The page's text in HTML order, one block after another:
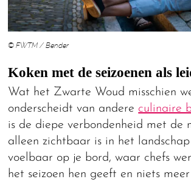
© FWTM / Bender
Koken met de seizoenen als
Wat het Zwarte Woud misschien
onderscheidt van andere culinaire
is de diepe verbondenheid met de
alleen zichtbaar is in het
voelbaar op je bord, waar chefs
het seizoen hen geeft en niets